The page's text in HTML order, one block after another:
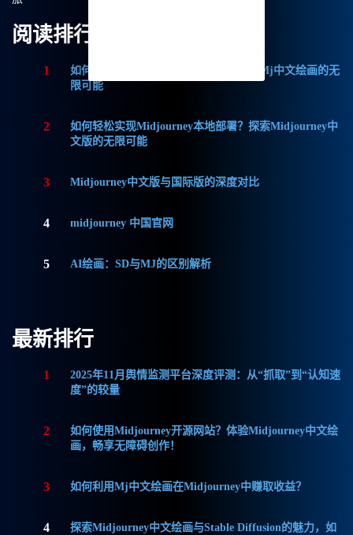
阅读排行
1
如何获取Midjourney破解版免费？探索Mj中文绘画的无
限可能
2
如何轻松实现Midjourney本地部署？探索Midjourney中
文版的无限可能
3 Midjourney中文版与国际版的深度对比
4 midjourney 中国官网
5 AI绘画：SD与MJ的区别解析
最新排行
1
2025年11月舆情监测平台深度评测：从“抓取”到“认知速
度”的较量
2
如何使用Midjourney开源网站？体验Midjourney中文绘
画，畅享无障碍创作！
3 如何利用Mj中文绘画在Midjourney中赚取收益？
4
探索Midjourney中文绘画与Stable Diffusion的魅力，如